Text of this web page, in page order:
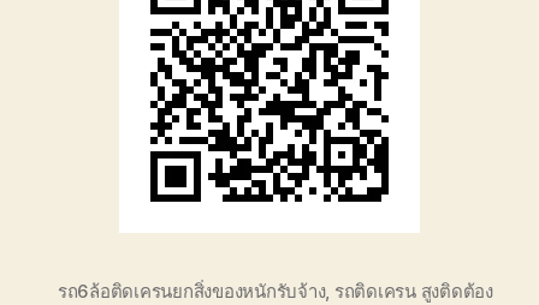
รถ6ล้อติดเครนยกสิ่งของหนักรับจ้าง, รถติดเครน สูงติดต้อง